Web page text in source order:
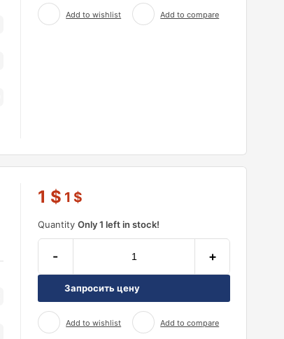
Add to wishlist Add to compare
1 $ 1 $
QuantityOnly 1 left in stock!
- +
Запросить цену
Add to wishlist Add to compare